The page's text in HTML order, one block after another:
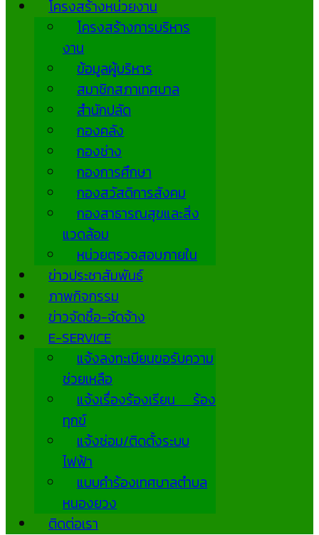
โครงสร้างหน่วยงาน
โครงสร้างการบริหาร
งาน
ข้อมูลผู้บริหาร
สมาชิกสภาเทศบาล
สำนักปลัด
กองคลัง
กองช่าง
กองการศึกษา
กองสวัสดิการสังคม
กองสาธารณสุขและสิ่ง
แวดล้อม
หน่วยตรวจสอบภายใน
ข่าวประชาสัมพันธ์
ภาพกิจกรรม
ข่าวจัดซื้อ-จัดจ้าง
E-SERVICE
แจ้งลงทะเบียนขอรับความ
ช่วยเหลือ
แจ้งเรื่องร้องเรียน ร้อง
ทุกข์
แจ้งซ่อม/ติดตั้งระบบ
ไฟฟ้า
แบบคำร้องเทศบาลตำบล
หนองยวง
ติดต่อเรา